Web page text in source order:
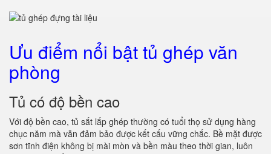
Ưu điểm nổi bật tủ ghép văn
phòng
Tủ có độ bền cao
Với độ bền cao, tủ sắt lắp ghép thường có tuổi thọ sử dụng hàng
chục năm mà vẫn đảm bảo được kết cấu vững chắc. Bề mặt được
sơn tĩnh điện không bị mài mòn và bền màu theo thời gian, luôn